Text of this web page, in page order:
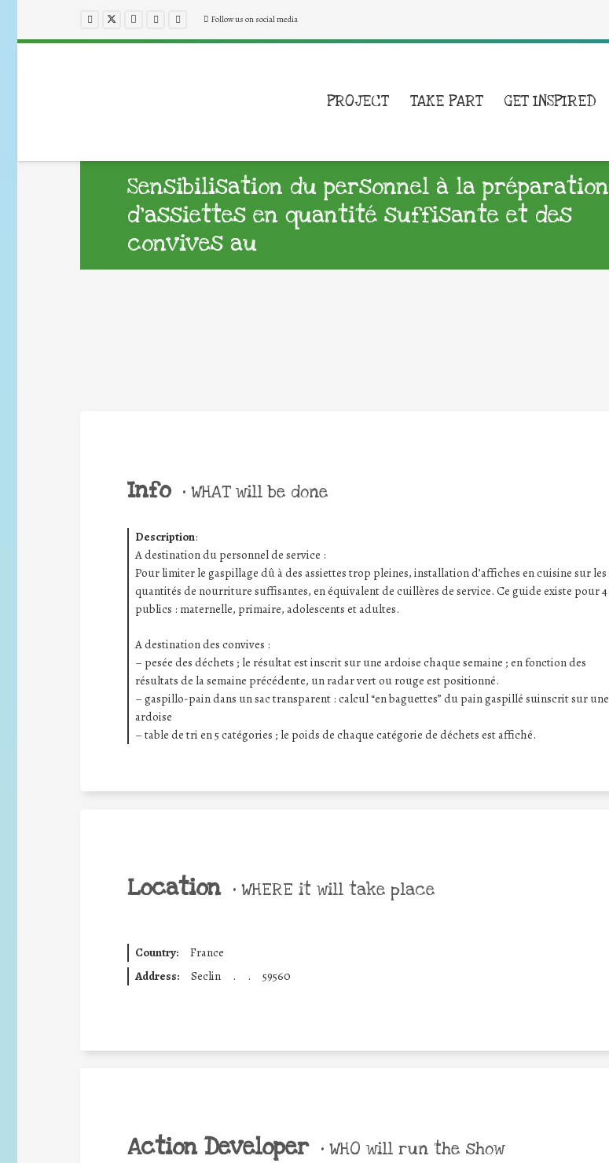
Follow us on social media
PROJECT TAKE PART GET INSPIRED
Sensibilisation du personnel à la préparation
d’assiettes en quantité suffisante et des
convives au
Info • WHAT will be done
Description:
A destination du personnel de service :
Pour limiter le gaspillage dû à des assiettes trop pleines, installation d’affiches en cuisine sur les
quantités de nourriture suffisantes, en équivalent de cuillères de service. Ce guide existe pour 4
publics : maternelle, primaire, adolescents et adultes.
A destination des convives :
– pesée des déchets ; le résultat est inscrit sur une ardoise chaque semaine ; en fonction des
résultats de la semaine précédente, un radar vert ou rouge est positionné.
– gaspillo-pain dans un sac transparent : calcul “en baguettes” du pain gaspillé suinscrit sur une
ardoise
– table de tri en 5 catégories ; le poids de chaque catégorie de déchets est affiché.
Location • WHERE it will take place
Country:
France
Address:
Seclin . . 59560
Action Developer • WHO will run the show